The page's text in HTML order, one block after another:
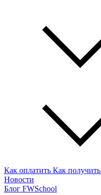
Как оплатить Как получить
Новости
Блог FWSchool